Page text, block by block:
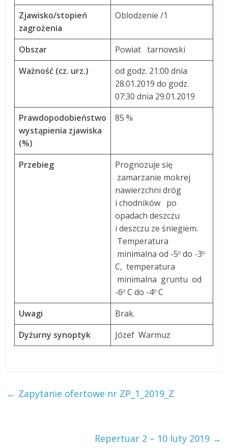
Zjawisko/stopień
zagrożenia
Oblodzenie /1
Obszar
Powiat tarnowski
Ważność (cz. urz.)
od godz. 21:00 dnia
28.01.2019 do godz.
07:30 dnia 29.01.2019
Prawdopodobieństwo
wystąpienia zjawiska
(%)
85 %
Przebieg
Prognozuje się
zamarzanie mokrej
nawierzchni dróg
i chodników po
opadach deszczu
i deszczu ze śniegiem.
Temperatura
minimalna od -5o do -3o
C, temperatura
minimalna gruntu od
-6o C do -4o C
Uwagi
Brak.
Dyżurny synoptyk
Józef Warmuz
← Zapytanie ofertowe nr ZP_1_2019_Z
Repertuar 2 – 10 luty 2019 →